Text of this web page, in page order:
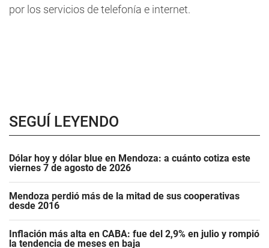
por los servicios de telefonía e internet.
SEGUÍ LEYENDO
Dólar hoy y dólar blue en Mendoza: a cuánto cotiza este
viernes 7 de agosto de 2026
Mendoza perdió más de la mitad de sus cooperativas
desde 2016
Inflación más alta en CABA: fue del 2,9% en julio y rompió
la tendencia de meses en baja